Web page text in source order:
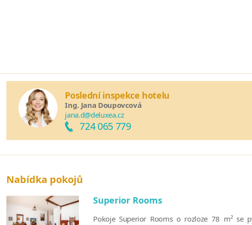
Poslední inspekce hotelu
Ing. Jana Doupovcová
jana.d@deluxea.cz
724 065 779
Nabídka pokojů
Superior Rooms
Pokoje Superior Rooms o rozloze 78 m² se